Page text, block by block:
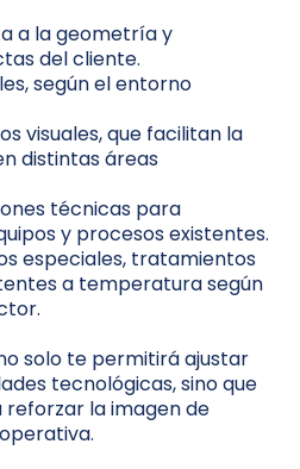
a la geometría y
del cliente.
según el entorno
visuales, que facilitan la
distintas áreas
técnicas para
y procesos existentes.
especiales, tratamientos
a temperatura según
solo te permitirá ajustar
tecnológicas, sino que
la imagen de